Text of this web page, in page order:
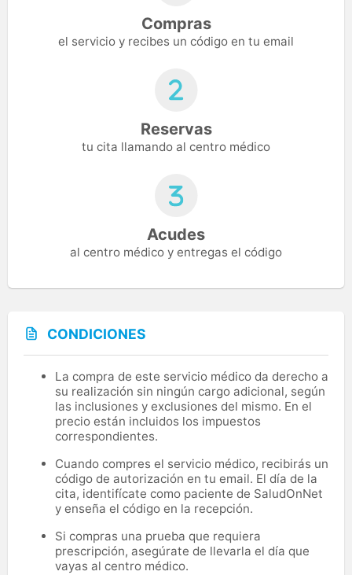
Compras
el servicio y recibes un código en tu email
Reservas
tu cita llamando al centro médico
Acudes
al centro médico y entregas el código
CONDICIONES
La compra de este servicio médico da derecho a
su realización sin ningún cargo adicional, según
las inclusiones y exclusiones del mismo. En el
precio están incluidos los impuestos
correspondientes.
Cuando compres el servicio médico, recibirás un
código de autorización en tu email. El día de la
cita, identifícate como paciente de SaludOnNet
y enseña el código en la recepción.
Si compras una prueba que requiera
prescripción, asegúrate de llevarla el día que
vayas al centro médico.